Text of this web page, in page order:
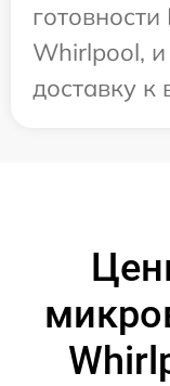
Whirlpool,
доставку